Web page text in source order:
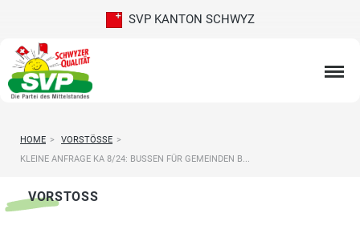
SVP KANTON SCHWYZ
HOME > VORSTÖSSE >
KLEINE ANFRAGE KA 8/24: BUSSEN FÜR GEMEINDEN B...
VORSTOSS